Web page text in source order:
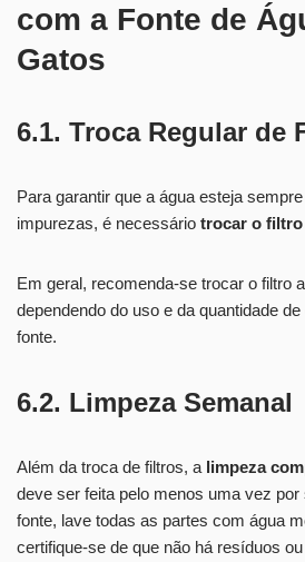
com a Fonte de
Gatos
6.1. Troca Regular de
Para garantir que a água esteja
impurezas, é necessário trocar o filtro
Em geral, recomenda-se trocar o filtro
dependendo do uso e da quantidade
fonte.
6.2. Limpeza Semanal
Além da troca de filtros, a limpeza
deve ser feita pelo menos uma vez
fonte, lave todas as partes com água
certifique-se de que não há resíduos